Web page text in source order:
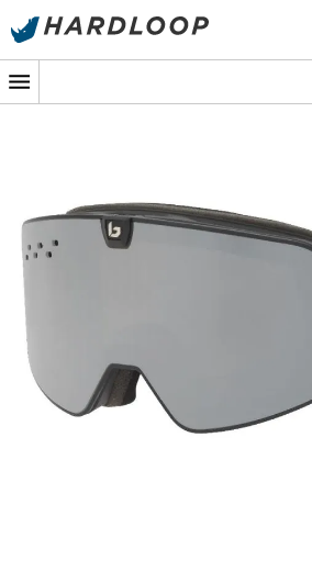
Sommarerbjudanden 🔥 -5 % EXTRA